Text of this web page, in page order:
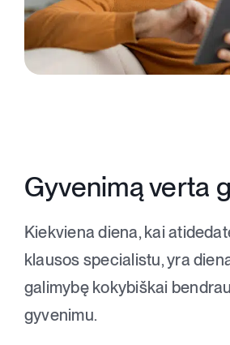
Gyvenimą verta
Kiekviena diena, kai
klausos specialistu, yra
galimybę kokybiškai
gyvenimu.